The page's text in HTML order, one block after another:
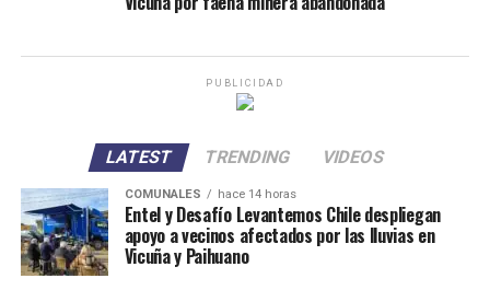
PUBLICIDAD
LATEST TRENDING VIDEOS
COMUNALES hace 14 horas
Entel y Desafío Levantemos Chile despliegan
apoyo a vecinos afectados por las lluvias en
Vicuña y Paihuano